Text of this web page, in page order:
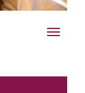
Toggle